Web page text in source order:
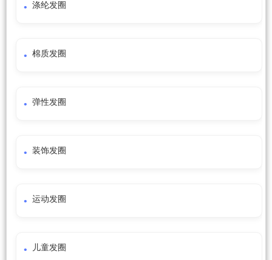
涤纶发圈
棉质发圈
弹性发圈
装饰发圈
运动发圈
儿童发圈